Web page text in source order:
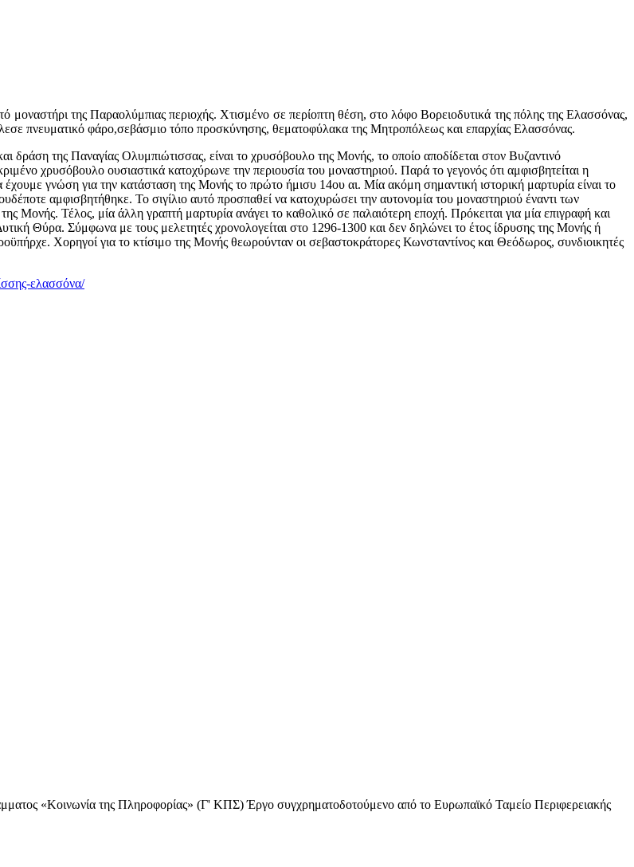
μοναστήρι της Παραολύμπιας περιοχής. Χτισμένο σε περίοπτη θέση, στο λόφο Βορειοδυτικά της πόλης της Ελασσόνας,
πνευματικό φάρο,σεβάσμιο τόπο προσκύνησης, θεματοφύλακα της Μητροπόλεως και επαρχίας Ελασσόνας.
δράση της Παναγίας Ολυμπιώτισσας, είναι το χρυσόβουλο της Μονής, το οποίο αποδίδεται στον Βυζαντινό
χρυσόβουλο ουσιαστικά κατοχύρωνε την περιουσία του μοναστηριού. Παρά το γεγονός ότι αμφισβητείται η
γνώση για την κατάσταση της Μονής το πρώτο ήμισυ 14ου αι. Μία ακόμη σημαντική ιστορική μαρτυρία είναι το
αμφισβητήθηκε. Το σιγίλιο αυτό προσπαθεί να κατοχυρώσει την αυτονομία του μοναστηριού έναντι των
Μονής. Τέλος, μία άλλη γραπτή μαρτυρία ανάγει το καθολικό σε παλαιότερη εποχή. Πρόκειται για μία επιγραφή και
Θύρα. Σύμφωνα με τους μελετητές χρονολογείται στο 1296-1300 και δεν δηλώνει το έτος ίδρυσης της Μονής ή
Χορηγοί για το κτίσιμο της Μονής θεωρούνταν οι σεβαστοκράτορες Κωνσταντίνος και Θεόδωρος, συνδιοικητές
ελασσόνα/
«Κοινωνία της Πληροφορίας» (Γ' ΚΠΣ) Έργο συγχρηματοδοτούμενο από το Ευρωπαϊκό Ταμείο Περιφερειακής